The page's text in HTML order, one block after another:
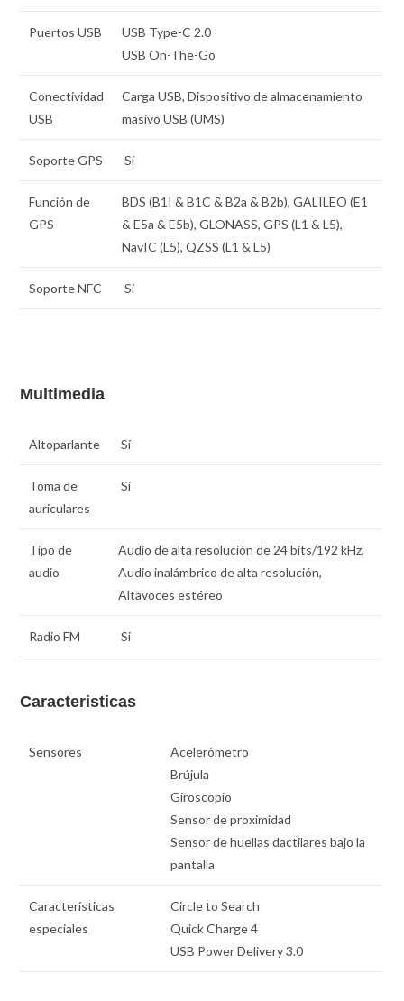
Puertos USB
USB Type-C 2.0
USB On-The-Go
Conectividad
USB
Carga USB, Dispositivo de almacenamiento
masivo USB (UMS)
Soporte GPS Sí
Función de
GPS
BDS (B1I & B1C & B2a & B2b), GALILEO (E1
& E5a & E5b), GLONASS, GPS (L1 & L5),
NavIC (L5), QZSS (L1 & L5)
Soporte NFC Sí
Multimedia
Altoparlante Sí
Toma de
auriculares
Si
Tipo de
audio
Audio de alta resolución de 24 bits/192 kHz,
Audio inalámbrico de alta resolución,
Altavoces estéreo
Radio FM Si
Caracteristicas
Sensores
Acelerómetro
Brújula
Giroscopio
Sensor de proximidad
Sensor de huellas dactilares bajo la
pantalla
Características
especiales
Circle to Search
Quick Charge 4
USB Power Delivery 3.0